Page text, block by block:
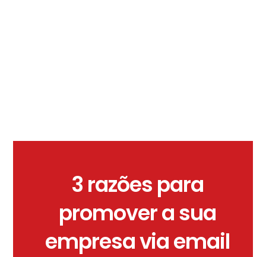
3 razões para
promover a sua
empresa via email